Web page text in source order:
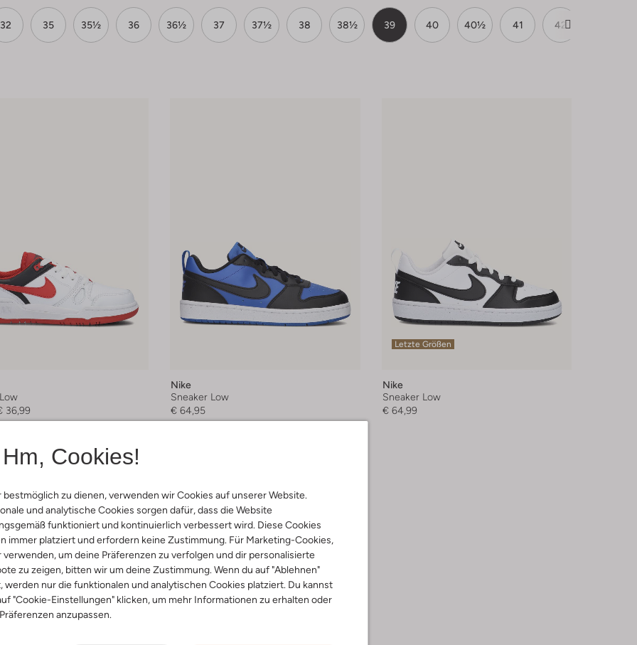
Hm, Cookies!
bestmöglich zu dienen, verwenden wir Cookies auf unserer Website.
und analytische Cookies sorgen dafür, dass die Website
funktioniert und kontinuierlich verbessert wird. Diese Cookies
immer platziert und erfordern keine Zustimmung. Für Marketing-Cookies,
verwenden, um deine Präferenzen zu verfolgen und dir personalisierte
zu zeigen, bitten wir um deine Zustimmung. Wenn du auf "Ablehnen"
werden nur die funktionalen und analytischen Cookies platziert. Du kannst
"Cookie-Einstellungen" klicken, um mehr Informationen zu erhalten oder
anzupassen.
32 35 35½ 36 36½ 37 37½ 38 38½ 39 40 40½ 41 42
36,99
Nike
Sneaker Low
€ 64,95
Letzte Größen
Nike
Sneaker Low
€ 64,99